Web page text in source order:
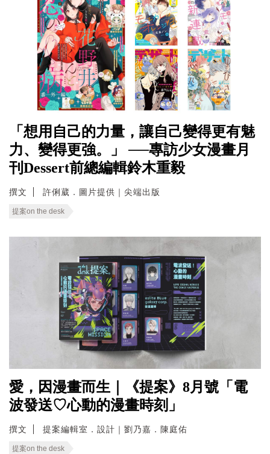
「想用自己的力量，讓自己變得更有魅
力、變得更強。」 ──專訪少女漫畫月
刊Dessert前總編輯鈴木重毅
撰文 許俐葳．圖片提供｜尖端出版
提案on the desk
愛，因漫畫而生｜《提案》8月號「電
波發送♡心動的漫畫時刻」
撰文 提案編輯室．設計｜劉乃嘉．陳庭佑
提案on the desk